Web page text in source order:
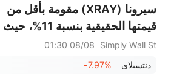
سيرونا (XRAY) مقومة بأقل من
قيمتها الحقيقية بنسبة 11%، حيث
تقابل الأرباح المتوقعة مع العوائد
الضعيفة.
Simply Wall St
08/08 01:30
دنتسبلاى
-7.97%